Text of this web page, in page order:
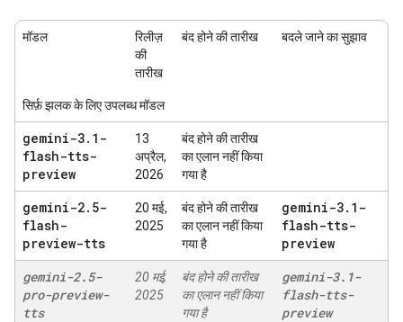
मॉडल
रिलीज़
की
तारीख
बंद होने की तारीख बदले जाने का सुझाव
सिर्फ़ झलक के लिए उपलब्ध मॉडल
gemini-3. 1-
flash-tts-
preview
13
अप्रैल,
2026
बंद होने की तारीख
का एलान नहीं किया
गया है
gemini-2. 5-
flash-
preview-tts
20 मई,
2025
बंद होने की तारीख
का एलान नहीं किया
गया है
gemini-3. 1-
flash-tts-
preview
gemini-2.5-
pro-preview-
tts
20 मई,
2025
बंद होने की तारीख
का एलान नहीं किया
गया है
gemini-3. 1-
flash-tts-
preview